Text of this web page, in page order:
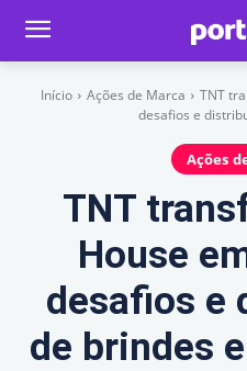
Início Ações de Marca
TNT
desafios e
Ações
TNT
House
desafios e
de brindes